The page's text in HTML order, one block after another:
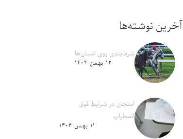
آخرین نوشته‌ها
شرط‌بندی روی انسان‌ها
۱۲ بهمن ۱۴۰۴
امتحان در شرایط فوق
اضطراب
۱۱ بهمن ۱۴۰۴